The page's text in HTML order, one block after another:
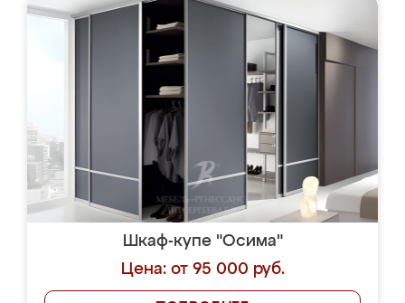
Шкаф-купе "Осима"
Цена: от 95 000 руб.